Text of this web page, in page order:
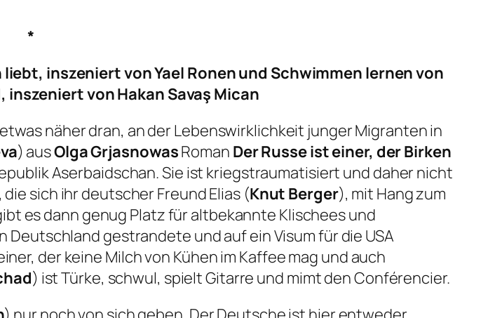
*
liebt, inszeniert von Yael Ronen und Schwimmen lernenvon
, inszeniert von Hakan Savaş Mican
näher dran, an der Lebenswirklichkeit junger Migranten in
) ausOlga GrjasnowasRoman Der Russe ist einer, der Birken
Aserbaidschan. Sie ist kriegstraumatisiert und daher nicht
sich ihr deutscher Freund Elias (Knut Berger), mit Hang zum
es dann genug Platz für altbekannte Klischees und
gestrandete und auf ein Visum für die USA
der keine Milch von Kühen im Kaffee mag und auch
) ist Türke, schwul, spielt Gitarre und mimt den Conférencier.